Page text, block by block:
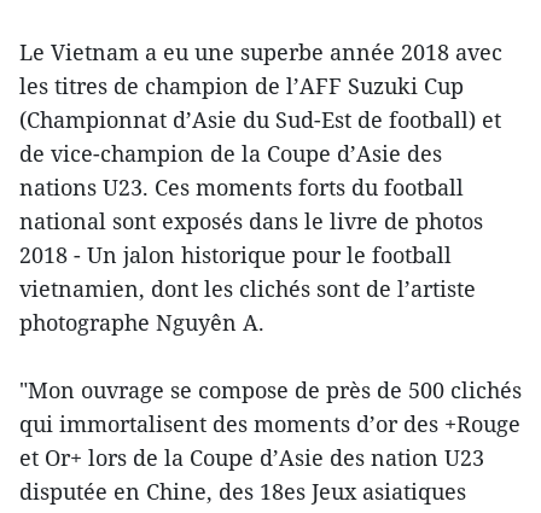
Le Vietnam a eu une superbe année 2018 avec
les titres de champion de l’AFF Suzuki Cup
(Championnat d’Asie du Sud-Est de football) et
de vice-champion de la Coupe d’Asie des
nations U23. Ces moments forts du football
national sont exposés dans le livre de photos
2018 - Un jalon historique pour le football
vietnamien, dont les clichés sont de l’artiste
photographe Nguyên A.
"Mon ouvrage se compose de près de 500 clichés
qui immortalisent des moments d’or des +Rouge
et Or+ lors de la Coupe d’Asie des nation U23
disputée en Chine, des 18es Jeux asiatiques